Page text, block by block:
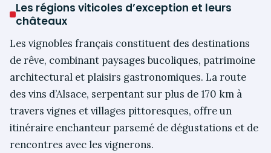
Les régions viticoles d’exception et leurs
châteaux
Les vignobles français constituent des destinations
de rêve, combinant paysages bucoliques, patrimoine
architectural et plaisirs gastronomiques. La route
des vins d’Alsace, serpentant sur plus de 170 km à
travers vignes et villages pittoresques, offre un
itinéraire enchanteur parsemé de dégustations et de
rencontres avec les vignerons.